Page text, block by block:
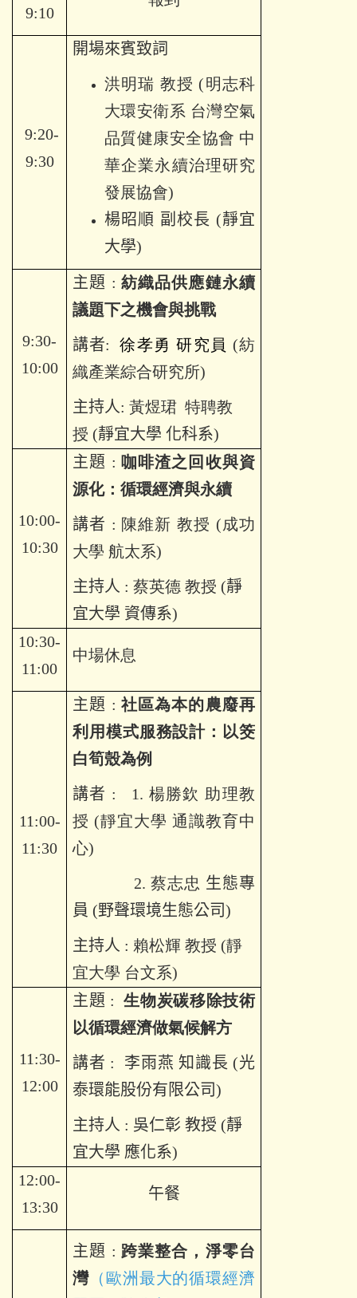
9:10
9:20-
9:30
開場來賓致詞
洪明瑞 教授 (明志科
大環安衛系 台灣空氣
品質健康安全協會 中
華企業永續治理研究
發展協會)
楊昭順 副校長 (靜宜
大學)
9:30-
10:00
主題 : 紡織品供應鏈永續
議題下之機會與挑戰
講者: 徐孝勇 研究員 (紡
織產業綜合研究所)
主持人: 黃煜珺 特聘教
授 (靜宜大學 化科系)
10:00-
10:30
主題 : 咖啡渣之回收與資
源化：循環經濟與永續
講者 : 陳維新 教授 (成功
大學 航太系)
主持人 : 蔡英德 教授 (靜
宜大學 資傳系)
10:30-
11:00
中場休息
11:00-
11:30
主題 : 社區為本的農廢再
利用模式服務設計：以筊
白筍殼為例
講者 : 1. 楊勝欽 助理教
授 (靜宜大學 通識教育中
心)
2. 蔡志忠 生態專
員 (野聲環境生態公司 )
主持人 : 賴松輝 教授 (靜
宜大學 台文系)
11:30-
12:00
主題 :生物炭碳移除技術
以循環經濟做氣候解方
講者 :
李雨燕 知識長 (光
泰環能股份有限公司)
主持人 : 吳仁彰 教授 (靜
宜大學 應化系)
12:00-
13:30
午餐
主題 : 跨業整合，淨零台
灣（歐洲最大的循環經濟